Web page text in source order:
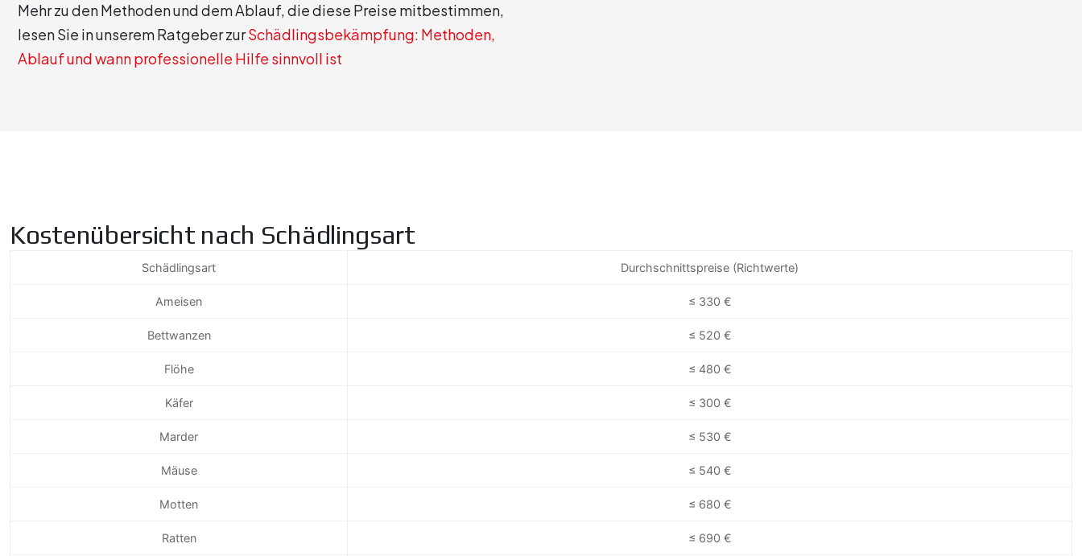
Mehr zu den Methoden und dem Ablauf, die diese Preise mitbestimmen,
lesen Sie in unserem Ratgeber zurSchädlingsbekämpfung: Methoden,
Ablauf und wann professionelle Hilfe sinnvoll ist
Kostenübersicht nach Schädlingsart
Schädlingsart Durchschnittspreise (Richtwerte)
Ameisen ≤ 330 €
Bettwanzen ≤ 520 €
Flöhe ≤ 480 €
Käfer ≤ 300 €
Marder ≤ 530 €
Mäuse ≤ 540 €
Motten ≤ 680 €
Ratten ≤ 690 €